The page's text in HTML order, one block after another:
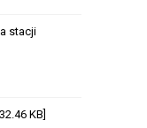
stacji
KB]